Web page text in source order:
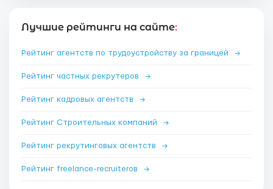
Лучшие рейтинги на сайте:
Рейтинг агентств по трудоустройству за границей →
Рейтинг частных рекрутеров →
Рейтинг кадровых агентств →
Рейтинг Строительных компаний →
Рейтинг рекрутинговых агентств →
Рейтинг freelance-recruiterов →